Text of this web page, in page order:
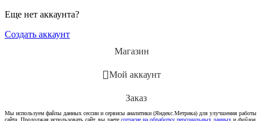
Еще нет аккаунта?
Создать аккаунт
Магазин
Мой аккаунт
Заказ
Мы используем файлы данных сессии и сервисы аналитики (Яндекс.Метрика) для улучшения работы
сайта. Продолжая использовать сайт, вы даете согласие на обработку персональных данных и файлов